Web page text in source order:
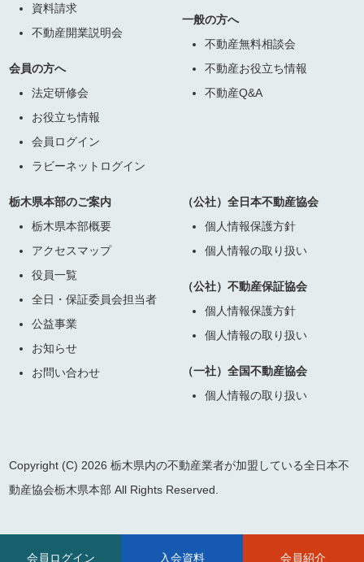
資料請求
不動産開業説明会
会員の方へ
法定研修会
お役立ち情報
会員ログイン
ラビーネットログイン
一般の方へ
不動産無料相談会
不動産お役立ち情報
不動産Q&A
栃木県本部のご案内
栃木県本部概要
アクセスマップ
役員一覧
全日・保証委員会担当者
公益事業
お知らせ
お問い合わせ
（公社）全日本不動産協会
個人情報保護方針
個人情報の取り扱い
（公社）不動産保証協会
個人情報保護方針
個人情報の取り扱い
（一社）全国不動産協会
個人情報の取り扱い
Copyright (C) 2026 栃木県内の不動産業者が加盟している全日本不
動産協会栃木県本部 All Rights Reserved.
会員ログイン 入会資料 会員紹介